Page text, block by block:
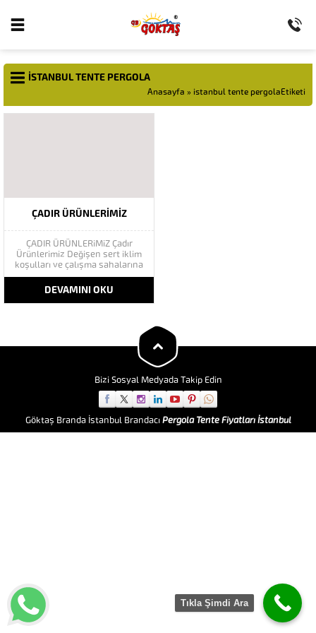
ISTANBUL TENTE PERGOLA
Anasayfa » istanbul tente pergolaEtiketi
ÇADIR ÜRÜNLERIMIZ
ÇADIR ÜRÜNLERiMiZ Çadır
Ürünlerimiz Değişen sert iklim
koşulları ve çalışma sahalarına
uygun ortamlar oluşturmanın en
pratik yolu olarak kullanılan
şantiyeler birden fazla amaca
hizmet etmek için en uygun
kullanım...
DEVAMINI OKU
Bizi Sosyal Medyada Takip Edin
Göktaş Branda İstanbul Brandacı Pergola Tente Fiyatları İstanbul
Tıkla Şimdi Ara